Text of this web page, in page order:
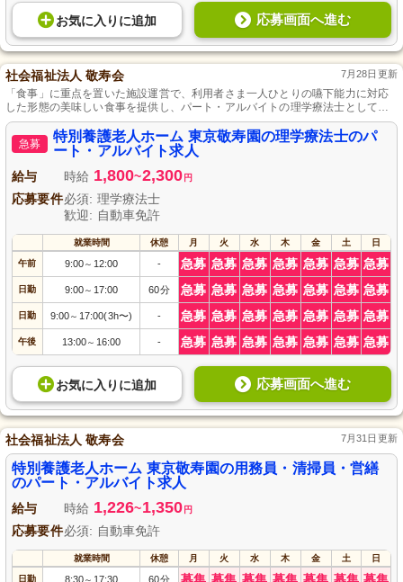
お気に入り に追加 応募画面へ進む
社会福祉法人 敬寿会 7月28日更新
「食事」に重点を置いた施設運営で、利用者さま一人ひとりの嚥下能力に対応
した形態の美味しい食事を提供し、パート・アルバイトの理学療法士として、
リハビリテーション業務全般を通じて利用者さまの自立生活を支えていただき
ます。勤務は時間外なしで、体力的な負担も気にせず働けます。
急募
特別養護老人ホーム 東京敬寿園の理学療法士のパ
ート・アルバイト求人
給与 時給 1,800~2,300 円
応募要件必須: 理学療法士
歓迎: 自動車免許
就業時間 休憩 月 火 水 木 金 土 日
午前 9:00～ 12:00 - 急募 急募 急募 急募 急募 急募 急募
日勤 9:00～ 17:00 60分 急募 急募 急募 急募 急募 急募 急募
日勤 9:00～ 17:00(3h〜) - 急募 急募 急募 急募 急募 急募 急募
午後 13:00～ 16:00 - 急募 急募 急募 急募 急募 急募 急募
お気に入り に追加 応募画面へ進む
社会福祉法人 敬寿会 7月31日更新
特別養護老人ホーム 東京敬寿園の用務員・清掃員・営繕
のパート・アルバイト求人
給与 時給 1,226~1,350 円
応募要件必須: 自動車免許
就業時間 休憩 月 火 水 木 金 土 日
日勤 8:30 17:30 60分